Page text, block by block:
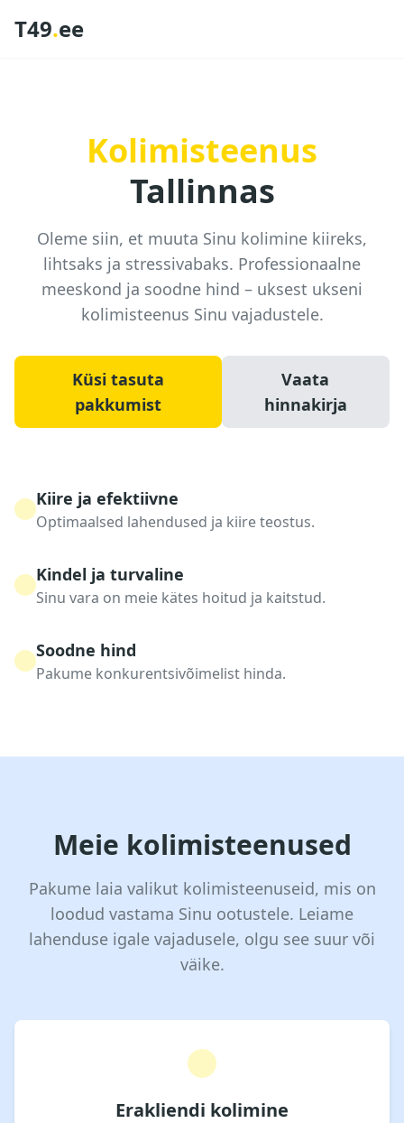
T49.ee
Kolimisteenus
Tallinnas
Oleme siin, et muuta Sinu kolimine kiireks,
lihtsaks ja stressivabaks. Professionaalne
meeskond ja soodne hind – uksest ukseni
kolimisteenus Sinu vajadustele.
Küsi tasuta
pakkumist
Vaata
hinnakirja
Kiire ja efektiivne
Optimaalsed lahendused ja kiire teostus.
Kindel ja turvaline
Sinu vara on meie kätes hoitud ja kaitstud.
Soodne hind
Pakume konkurentsivõimelist hinda.
Meie kolimisteenused
Pakume laia valikut kolimisteenuseid, mis on
loodud vastama Sinu ootustele. Leiame
lahenduse igale vajadusele, olgu see suur või
väike.
Erakliendi kolimine